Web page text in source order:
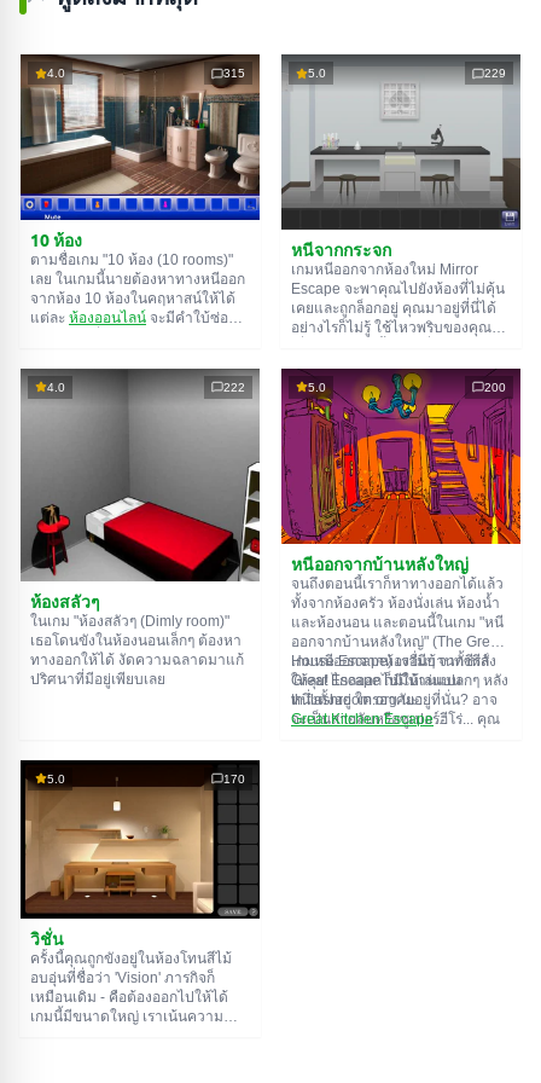
4.0 315
10 ห้อง
ตามชื่อเกม "10 ห้อง (10 rooms)"
เลย ในเกมนี้นายต้องหาทางหนีออก
จากห้อง 10 ห้องในคฤหาสน์ให้ได้
แต่ละ ห้องออนไลน์ จะมีคำใบ้ซ่อน
อีกห้องนึง เป็นแบบนี้ไปเรื่อยๆ จนถึง
ห้องที่สิบ ลองเคลียร์ให้ครบทุกห้องสิ!
5.0 229
หนีจากกระจก
เกมหนีออกจากห้องใหม่ Mirror
Escape จะพาคุณไปยังห้องที่ไม่คุ้น
เคยและถูกล็อกอยู่ คุณมาอยู่ที่นี่ได้
อย่างไรก็ไม่รู้ ใช้ไหวพริบของคุณ
ไว้ให้และหาทางสู่อิสรภาพ สำรวจ
ห้องอย่างละเอียด บางทีคุณอาจจะ
เจอเบาะแสบางอย่างก็ได้ ขอให้โชค
4.0 222
ห้องสลัวๆ
ในเกม "ห้องสลัวๆ (Dimly room)"
เธอโดนขังในห้องนอนเล็กๆ ต้องหา
ทางออกให้ได้ งัดความฉลาดมาแก้
ปริศนาที่มีอยู่เพียบเลย
5.0 200
หนีออกจากบ้านหลังใหญ่
จนถึงตอนนี้เราก็หาทางออกได้แล้ว
ทั้งจากห้องครัว ห้องนั่งเล่น ห้องน้ำ
และห้องนอน และตอนนี้ในเกม "หนี
ออกจากบ้านหลังใหญ่" (The Great
House Escape) เรามีบ้านทั้งหลัง
ให้ลุย! ไกลออกไปมีบ้านแปลกๆ หลัง
หนึ่งตั้งอยู่ ใครอาศัยอยู่ที่นั่น? อาจ
จะเป็นสายลับหรือซูเปอร์ฮีโร่... คุณ
เกมหนีออกจากห้องอื่นๆ จากซีรีส์
Great Escape ก็มีให้เล่นบน
th.flashroom.org นะ:
Great Kitchen Escape
5.0 170
วิชั่น
ครั้งนี้คุณถูกขังอยู่ในห้องโทนสีไม้
อบอุ่นที่ชื่อว่า 'Vision' ภารกิจก็
เหมือนเดิม - คือต้องออกไปให้ได้
เกมนี้มีขนาดใหญ่ เราเน้นความ